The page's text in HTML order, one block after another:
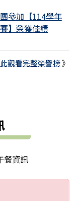
參加【114學年
】榮獲佳績
觀看完整榮譽榜》
餐資訊